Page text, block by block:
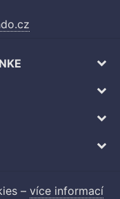
– více informací